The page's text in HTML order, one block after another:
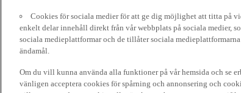
Cookies för sociala medier för att ge dig möjlighet att titta på
enkelt delar innehåll direkt från vår webbplats på sociala medier,
sociala medieplattformar och de tillåter sociala
ändamål.
Om du vill kunna använda alla funktioner på vår hemsida och se
vänligen acceptera cookies för spårning och annonsering och